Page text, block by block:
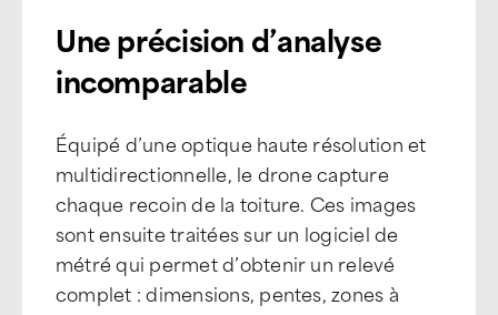
Une précision d’analyse
incomparable
Équipé d’une optique haute résolution et
multidirectionnelle, le drone capture
chaque recoin de la toiture. Ces images
sont ensuite traitées sur un logiciel de
métré qui permet d’obtenir un relevé
complet : dimensions, pentes, zones à